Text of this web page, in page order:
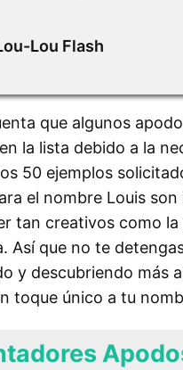
Lou Flash
que algunos
la lista debido a la
50 ejemplos
el nombre Louis
tan creativos como
Así que no te
y descubriendo más
toque único a tu